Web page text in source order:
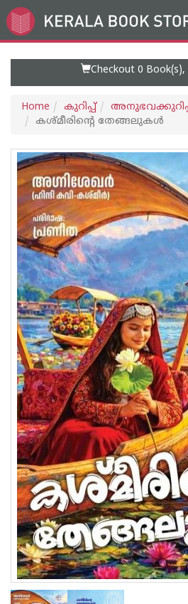
Go
to
Checkout 0 Book(s),
Home കുറിപ്പ്‌
കശ്മ‌ീരിൻ്റെ തേങ്ങലുകൾ